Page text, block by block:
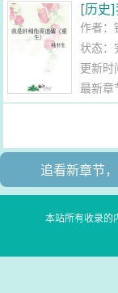
[历史]
作者：
状态：
更新
最新章
追看新章节
本站所有收录的